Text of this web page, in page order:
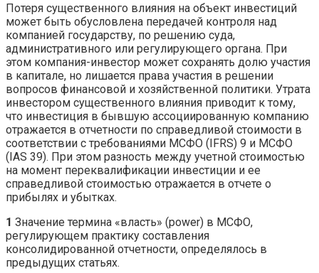
Потеря существенного влияния на объект инвестиций
может быть обусловлена передачей контроля над
компанией государству, по решению суда,
административного или регулирующего органа. При
этом компания-инвестор может сохранять долю участия
в капитале, но лишается права участия в решении
вопросов финансовой и хозяйственной политики. Утрата
инвестором существенного влияния приводит к тому,
что инвестиция в бывшую ассоциированную компанию
отражается в отчетности по справедливой стоимости в
соответствии с требованиями МСФО (IFRS) 9 и МСФО
(IAS 39). При этом разность между учетной стоимостью
на момент переквалификации инвестиции и ее
справедливой стоимостью отражается в отчете о
прибылях и убытках.
1 Значение термина «власть» (power) в МСФО,
регулирующем практику составления
консолидированной отчетности, определялось в
предыдущих статьях.